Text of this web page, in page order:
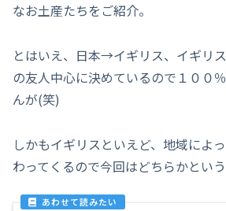
なお土産たちをご紹介。
とはいえ、日本→イギリス、イギリ
の友人中心に決めているので１００
んが(笑)
しかもイギリスといえど、地域によ
わってくるので今回はどちらかとい